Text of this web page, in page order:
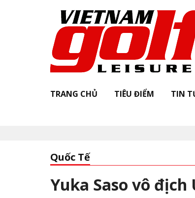
TRANG CHỦ TIÊU ĐIỂM TIN
Khởi
Quốc Tế
Yuka Saso vô địch